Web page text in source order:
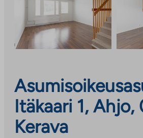
Itäkaari 1,
Kerava